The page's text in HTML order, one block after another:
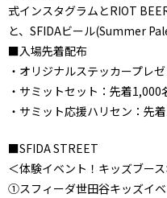
式インスタグラムとRIOT
と、SFIDAビール(Summer
■入場先着配布
・オリジナルステッカープレ
・サミットセット：先着1,000
・サミット応援ハリセン：先
■SFIDA STREET
＜体験イベント！キッズブー
①スフィーダ世田谷キッズイ